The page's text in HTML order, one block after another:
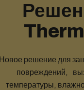
Новое решение для
повреждений,
температуры,